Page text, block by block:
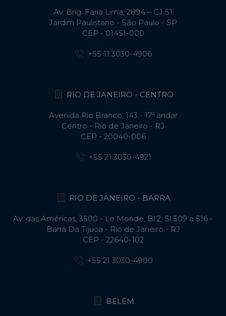
Av. Brig. Faria Lima, 2894 – CJ 51
Jardim Paulistano - São Paulo - SP
CEP - 01451-000
+55 11 3030-4906
RIO DE JANEIRO - CENTRO
Avenida Rio Branco, 143 - 17º andar
Centro - Rio de Janeiro - RJ
CEP - 20040-006
+55 21 3030-4921
RIO DE JANEIRO - BARRA
Av. das Américas, 3500 - Le Monde, Bl 2, Sl 509 a 516 -
Barra Da Tijuca - Rio de Janeiro - RJ
CEP - 22640-102​
+55 21 3030-4900
BELÉM